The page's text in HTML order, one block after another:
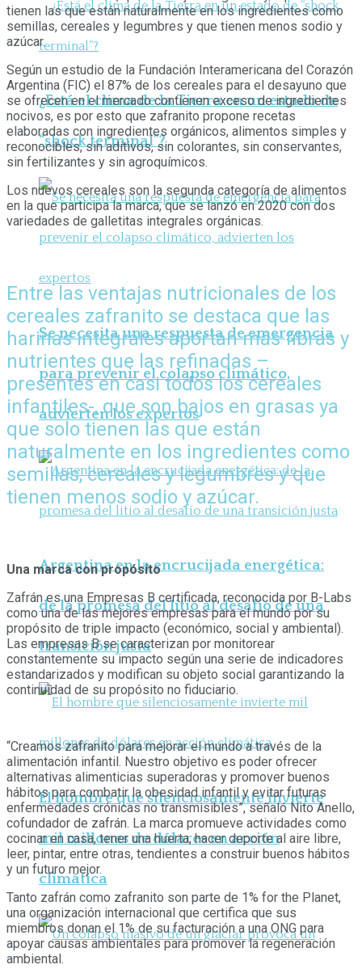
¿Está el clima de la Tierra en un estado de
“shock terminal”?
Se necesita una respuesta de emergencia
para prevenir el colapso climático,
advierten los expertos
Argentina en la encrucijada energética:
de la promesa del litio al desafío de una
transición justa
El hombre que silenciosamente invierte
mil millones de dólares en acción
climática
tienen las que están naturalmente en los ingredientes como
semillas, cereales y legumbres y que tienen menos sodio y
azúcar.
Según un estudio de la Fundación Interamericana del Corazón
Argentina (FIC) el 87% de los cereales para el desayuno que
se ofrecen en el mercado contienen exceso de ingredientes
nocivos, es por esto que zafranito propone recetas
elaboradas con ingredientes orgánicos, alimentos simples y
reconocibles, sin aditivos, sin colorantes, sin conservantes,
sin fertilizantes y sin agroquímicos.
Los nuevos cereales son la segunda categoría de alimentos
en la que participa la marca, que se lanzó en 2020 con dos
variedades de galletitas integrales orgánicas.
Entre las ventajas nutricionales de los
cereales zafranito se destaca que las
harinas integrales aportan más fibras y
nutrientes que las refinadas –
presentes en casi todos los cereales
infantiles-, que son bajos en grasas ya
que solo tienen las que están
naturalmente en los ingredientes como
semillas, cereales y legumbres y que
tienen menos sodio y azúcar.
Una marca con propósito
Zafrán es una Empresas B certificada, reconocida por B-Labs
como una de las mejores empresas para el mundo por su
propósito de triple impacto (económico, social y ambiental).
Las empresas B se caracterizan por monitorear
constantemente su impacto según una serie de indicadores
estandarizados y modifican su objeto social garantizando la
continuidad de su propósito no fiduciario.
“Creamos zafranito para mejorar el mundo a través de la
alimentación infantil. Nuestro objetivo es poder ofrecer
alternativas alimenticias superadoras y promover buenos
hábitos para combatir la obesidad infantil y evitar futuras
enfermedades crónicas no transmisibles”, señaló Nito Anello,
cofundador de zafrán. La marca promueve actividades como
cocinar en casa, tener una huerta, hacer deporte al aire libre,
leer, pintar, entre otras, tendientes a construir buenos hábitos
y un futuro mejor.
Tanto zafrán como zafranito son parte de 1% for the Planet,
una organización internacional que certifica que sus
miembros donan el 1% de su facturación a una ONG para
apoyar causas ambientales para promover la regeneración
ambiental.